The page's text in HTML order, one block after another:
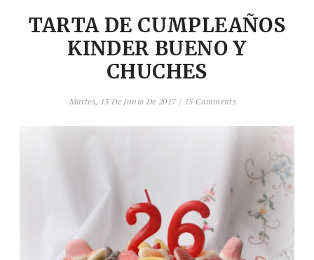
TARTA DE CUMPLEAÑOS
KINDER BUENO Y
CHUCHES
Martes, 13 De Junio De 2017 / 15 Comments